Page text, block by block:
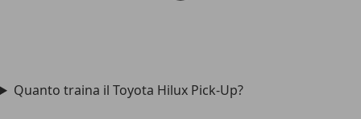
Quanto traina il Toyota Hilux Pick-Up?